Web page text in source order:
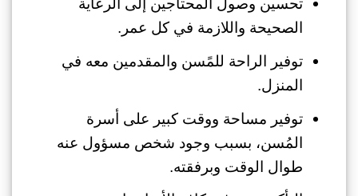
الصحيحة واللازمة في كل عمر.
توفير الراحة للمًسن والمقدمين معه في
المنزل.
توفير مساحة ووقت كبير على أسرة
المُسن، بسبب وجود شخص مسؤول عنه
طوال الوقت وبرفقته.